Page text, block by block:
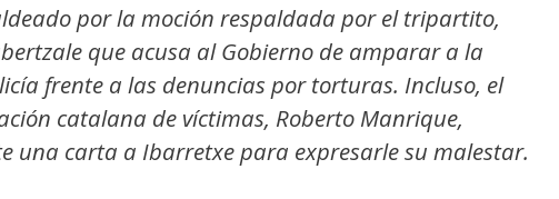
por la moción respaldada por el tripartito,
que acusa al Gobierno de amparar a la
frente a las denuncias por torturas. Incluso, el
catalana de víctimas, Roberto Manrique,
una carta a Ibarretxe para expresarle su malestar.